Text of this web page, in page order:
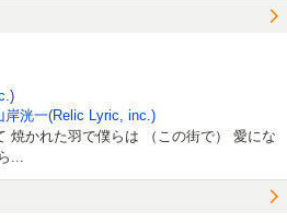
岸洸一(Relic Lyric, inc.)
焼かれた羽で僕らは （この街で） 愛にな
...